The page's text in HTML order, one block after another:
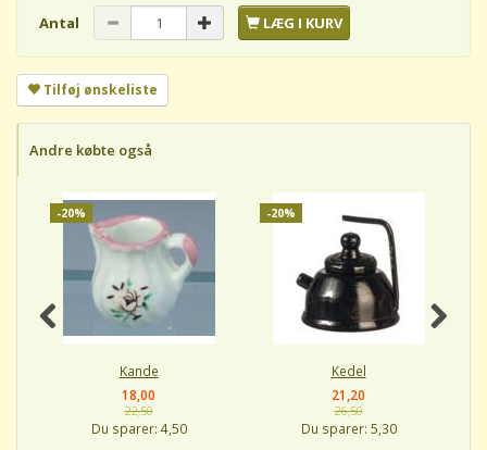
Antal LÆG I KURV
Tilføj ønskeliste
Andre købte også
-20%
Kande
18,00
22,50
Du sparer: 4,50
-20%
Kedel
21,20
26,50
Du sparer: 5,30